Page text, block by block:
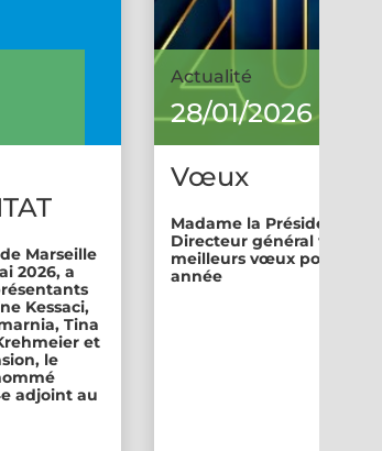
Marseille
2026, a
Kessaci,
Tina
et
le
adjoint au
Actualité
28/01/2026
Vœux
Madame la Présidente et
Directeur général vous
meilleurs vœux pour
année